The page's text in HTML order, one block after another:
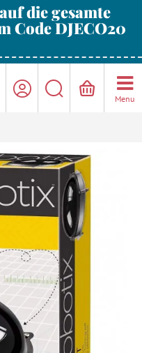
die gesamte
Code DJECO20
Menu